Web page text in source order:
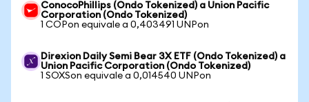
ConocoPhillips (Ondo Tokenized) a Union Pacific
Corporation (Ondo Tokenized)
1 COPon equivale a 0,403491 UNPon
Direxion Daily Semi Bear 3X ETF (Ondo Tokenized) a
Union Pacific Corporation (Ondo Tokenized)
1 SOXSon equivale a 0,014540 UNPon